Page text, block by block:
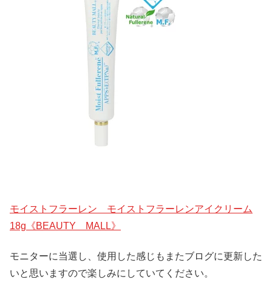
モイストフラーレン モイストフラーレンアイクリーム
18g《BEAUTY MALL》
モニターに当選し、使用した感じもまたブログに更新した
いと思いますので楽しみにしていてください。